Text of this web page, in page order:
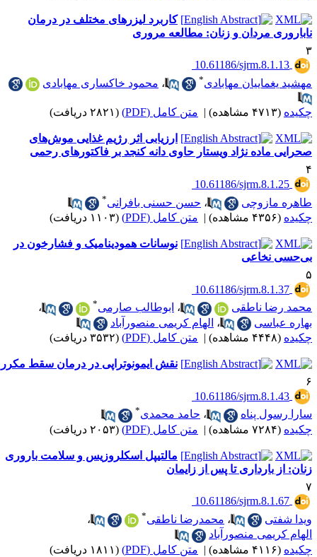
کاربرد لیزرهای مختلف در درمان
مردان و زنان: مطالعه مروری
‎ 10.61186/sjrm.8.1.13
یغماییان مهابادی
،محمود خاکساری مهابادی
(۴۷۱۳ مشاهده) | متن کامل (PDF) (۲۸۲۱ دریافت)
ارزیابی اثر رژیم غذایی موش‌های
ماده نژاد ویستار حاوی دانه کنجد بر فاکتورهای رحمی
‎ 10.61186/sjrm.8.1.25
مازوچی
،حسن حسنی بافرانی
(۴۳۵۶ مشاهده) | متن کامل (PDF) (۱۱۰۳ دریافت)
نوسانات همودینامیک و فشارخون در
نخاعی
‎ 10.61186/sjrm.8.1.37
رضا ناطقی
،ابوطالب صارمی
،
عباسی
،الهام کریمی منصورآباد
(۴۴۴۸ مشاهده) | متن کامل (PDF) (۳۵۳۲ دریافت)
نقش ایمونوتراپی در درمان سقط مکرر
‎ 10.61186/sjrm.8.1.43
رسول پناه
،حامد محمدی
(۷۲۸۴ مشاهده) | متن کامل (PDF) (۲۰۵۳ دریافت)
مالتیپل اسکلروزیس و سلامت باروری
از بارداری تا پس از زایمان
‎ 10.61186/sjrm.8.1.67
شفتی
،محمدرضا ناطقی
،
کریمی منصورآباد
(۴۱۱۶ مشاهده) | متن کامل (PDF) (۱۸۱۱ دریافت)